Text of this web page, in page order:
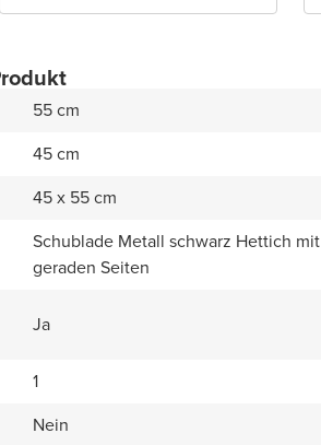
55 cm
45 cm
45 x 55 cm
Schublade Metall schwarz Hettich mit
geraden Seiten
Ja
1
Nein